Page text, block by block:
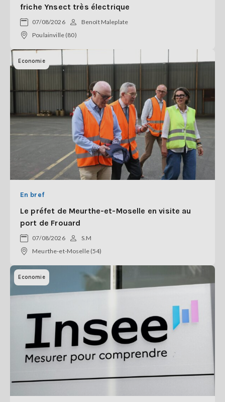
friche Ynsect très électrique
07/08/2026
Benoît Maleplate
Poulainville (80)
Economie
En bref
Le préfet de Meurthe-et-Moselle en visite au
port de Frouard
07/08/2026
S.M
Meurthe-et-Moselle (54)
Economie